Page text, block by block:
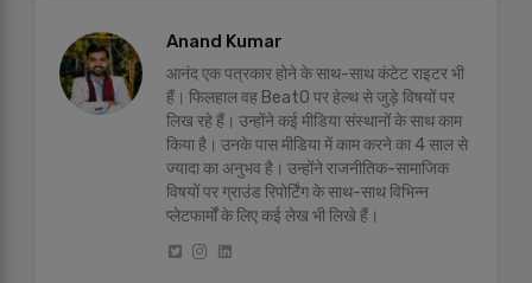
Anand Kumar
आनंद एक पत्रकार होने के साथ-साथ कंटेट राइटर भी
हैं। फिलहाल वह BeatO पर हेल्थ से जुड़े विषयों पर
लिख रहे हैं। उन्होंने कई मीडिया संस्थानों के साथ काम
किया है। उनके पास मीडिया में काम करने का 4 साल से
ज्यादा का अनुभव है। उन्होंने राजनीतिक-सामाजिक
विषयों पर ग्राउंड रिपोर्टिंग के साथ-साथ विभिन्न
प्लेटफार्मों के लिए कई लेख भी लिखे हैं।